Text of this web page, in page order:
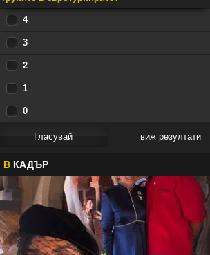
4
3
2
1
0
виж резултати
В КАДЪР